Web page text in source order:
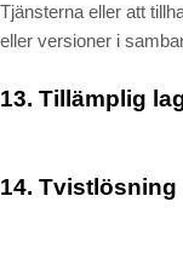
Tjänsterna eller att
eller versioner i
13. Tillämplig
14. Tvistlösning